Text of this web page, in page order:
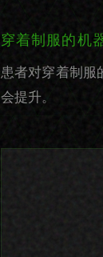
穿着制服的机
患者对穿着制服
会提升。